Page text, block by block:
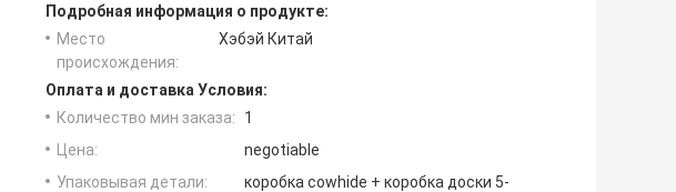
Подробная информация о продукте:
Место
происхождения:
Хэбэй Китай
Оплата и доставка Условия:
Количество мин заказа:
1
Цена:
negotiable
Упаковывая детали:
коробка cowhide + коробка доски 5-